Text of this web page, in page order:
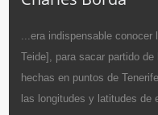
...era indispensable
Teide], para sacar partido
hechas en puntos de
las longitudes y latitudes de